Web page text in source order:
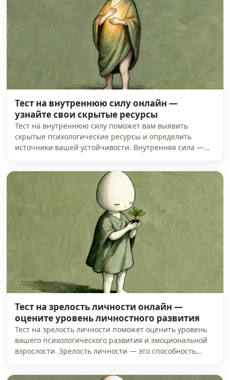
Тест на внутреннюю силу онлайн —
узнайте свои скрытые ресурсы
Тест на внутреннюю силу поможет вам выявить
скрытые психологические ресурсы и определить
источники вашей устойчивости. Внутренняя сила —…
Тест на зрелость личности онлайн —
оцените уровень личностного развития
Тест на зрелость личности поможет оценить уровень
вашего психологического развития и эмоциональной
взрослости. Зрелость личности — это способность…